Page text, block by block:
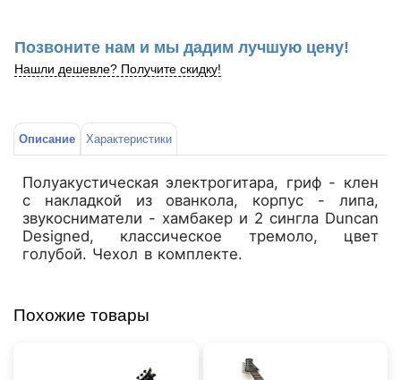
Позвоните нам и мы дадим лучшую цену!
Нашли дешевле? Получите скидку!
Описание Характеристики
Полуакустическая электрогитара, гриф - клен
с накладкой из ованкола, корпус - липа,
звукосниматели - хамбакер и 2 сингла Duncan
Designed, классическое тремоло, цвет
голубой. Чехол в комплекте.
Похожие товары